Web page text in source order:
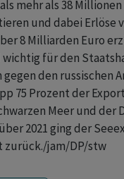
mehr als 38 Millionen
und dabei Erlöse
8 Milliarden Euro
wichtig für den
gegen den russischen
75 Prozent der
Meer und der
2021 ging der
zurück./jam/DP/stw